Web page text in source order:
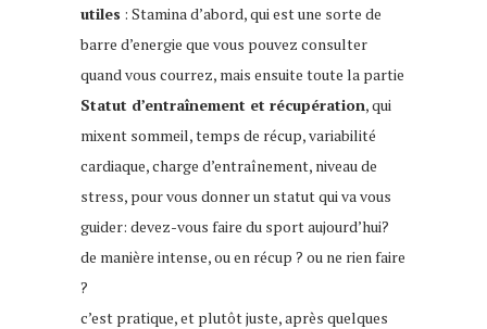
utiles : Stamina d’abord, qui est une sorte de
barre d’energie que vous pouvez consulter
quand vous courrez, mais ensuite toute la partie
Statut d’entraînement et récupération, qui
mixent sommeil, temps de récup, variabilité
cardiaque, charge d’entraînement, niveau de
stress, pour vous donner un statut qui va vous
guider: devez-vous faire du sport aujourd’hui?
de manière intense, ou en récup ? ou ne rien faire
?
c’est pratique, et plutôt juste, après quelques